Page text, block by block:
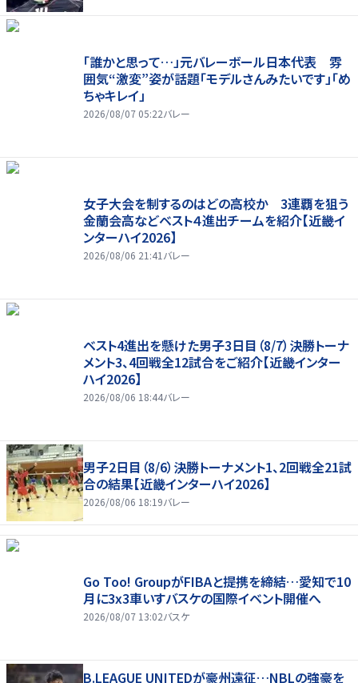
「誰かと思って…」元バレーボール日本代表 雰
囲気“激変”姿が話題「モデルさんみたいです」「め
ちゃキレイ」
2026/08/07 05:22バレー
女子大会を制するのはどの高校か 3連覇を狙う
金蘭会高などベスト４進出チームを紹介【近畿イ
ンターハイ2026】
2026/08/06 21:41 バレー
ベスト4進出を懸けた男子3日目（8/7）決勝トーナ
メント3、4回戦全12試合をご紹介【近畿インター
ハイ2026】
2026/08/06 18:44バレー
男子2日目（8/6）決勝トーナメント1、2回戦全21試
合の結果【近畿インターハイ2026】
2026/08/06 18:19バレー
Go Too! GroupがFIBAと提携を締結…愛知で10
月に3x3車いすバスケの国際イベント開催へ
2026/08/07 13:02バスケ
B.LEAGUE UNITEDが豪州遠征…NBLの強豪を